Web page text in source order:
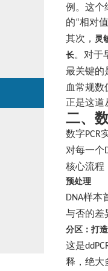
例。这个
的“相对值
其次， 灵
长。对于
最关键的
血常规数
正是这道
二、
数字PCR
对每一个
核心流程
预处理
DNA样本
与否的差
分区：打
这是d
释，绝大